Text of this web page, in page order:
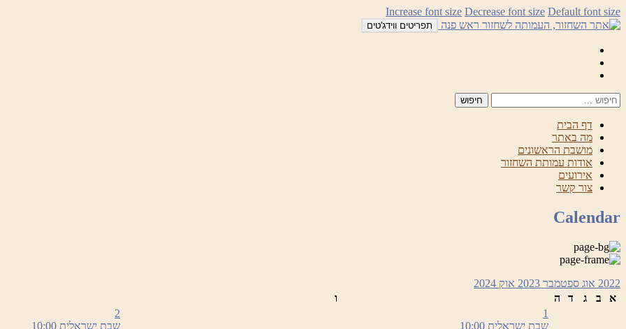
לדלג
לתוכן
Increase font size Decrease font size Default font size
תפריטים ווידג'טים
דף הבית
מה באתר
מושבת הראשונים
אודות עמותת השחזור
אירועים
צור קשר
Calendar
2022 אוג ספטמבר 2023 אוק 2024
א
ב ג ד ה
ו
1
שבת ישראלית 10:00
2
שבת ישראלית 10:00